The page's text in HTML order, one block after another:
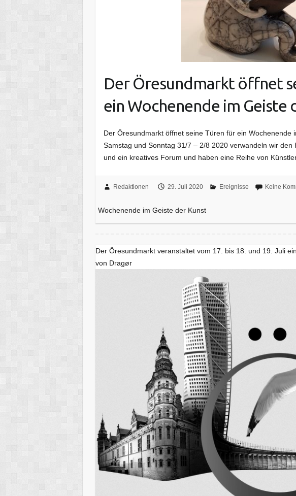
Der Öresundmarkt öffnet
ein Wochenende im Geiste
Der Öresundmarkt öffnet seine Türen für ein Wochenende
Samstag und Sonntag 31/7 – 2/8 2020 verwandeln wir
und ein kreatives Forum und haben eine Reihe von
Redaktionen 29. Juli 2020 Ereignisse Keine
Wochenende im Geiste der Kunst
Der Öresundmarkt veranstaltet vom 17. bis 18. und 19. Juli
von Dragør